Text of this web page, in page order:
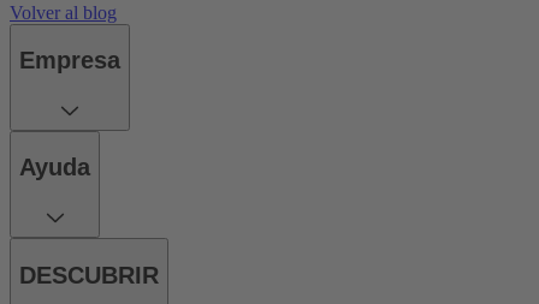
Volver al blog
Empresa
Ayuda
DESCUBRIR